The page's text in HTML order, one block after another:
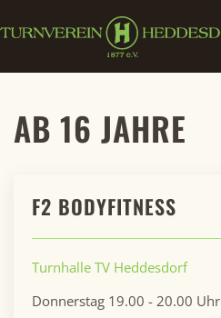
Zum Hauptinhalt springen
AB 16 JAHRE
F2 BODYFITNESS
Turnhalle TV Heddesdorf
Donnerstag 19.00 - 20.00 Uhr